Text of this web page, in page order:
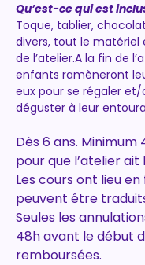
Qu’est-ce qui est
Toque, tablier,
divers, tout le matériel
de l’atelier.A la fin de
enfants ramèneront
eux pour se régaler et/
déguster à leur
Dès 6 ans.
pour que l’atelier ait
Les cours ont lieu
peuvent être
Seules les
48h avant le début
remboursées.